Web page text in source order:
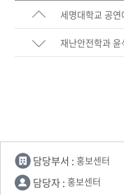
세명대학교 공
대회 남자 신인
재난안전학과 윤
담당부서 : 홍보센터
담당자 : 홍보센터